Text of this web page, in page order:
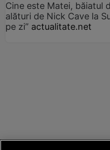
Cine este Matei, băiatul
alături de Nick Cave la
pe zi” actualitate.net